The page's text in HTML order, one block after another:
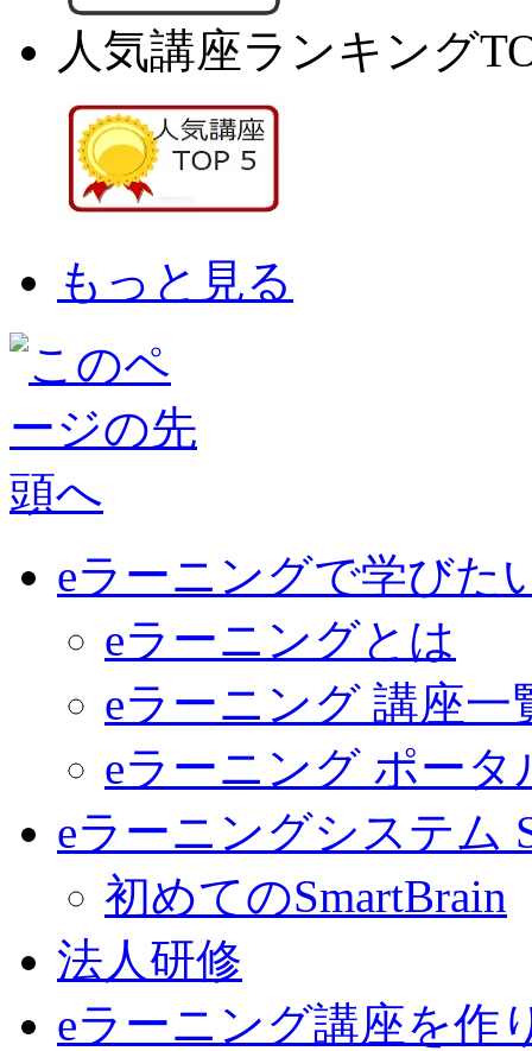
人気講座ランキング
もっと見る
eラーニングで学びた
eラーニングとは
eラーニング 講座一
eラーニング ポータ
eラーニングシステム
初めてのSmartBrain
法人研修
eラーニング講座を作